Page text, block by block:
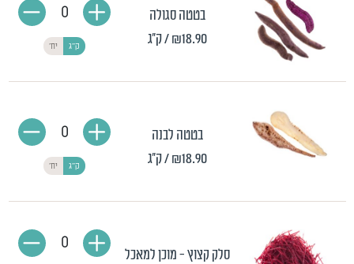
בטטה סגולה
₪18.90 / ק"ג ק"ג יח'
0
בטטה לבנה
₪18.90 / ק"ג ק"ג יח'
0
סלק קצוץ - מוכן למאכל
0